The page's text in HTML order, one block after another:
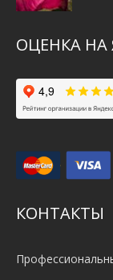
ОЦЕНКА НА
КОНТАКТЫ